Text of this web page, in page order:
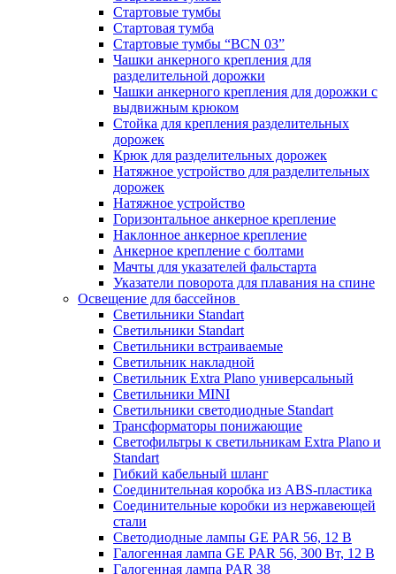
Стартовые тумбы
Стартовая тумба
Стартовые тумбы “BCN 03”
Чашки анкерного крепления для
разделительной дорожки
Чашки анкерного крепления для дорожки с
выдвижным крюком
Стойка для крепления разделительных
дорожек
Крюк для разделительных дорожек
Натяжное устройство для разделительных
дорожек
Натяжное устройство
Горизонтальное анкерное крепление
Наклонное анкерное крепление
Анкерное крепление с болтами
Мачты для указателей фальстарта
Указатели поворота для плавания на спине
Освещение для бассейнов
Светильники Standart
Светильники Standart
Светильники встраиваемые
Светильник накладной
Светильник Extra Plano универсальный
Светильники MINI
Светильники светодиодные Standart
Трансформаторы понижающие
Светофильтры к светильникам Extra Plano и
Standart
Гибкий кабельный шланг
Соединительная коробка из ABS-пластика
Соединительные коробки из нержавеющей
стали
Светодиодные лампы GE PAR 56, 12 В
Галогенная лампа GE PAR 56, 300 Вт, 12 В
Галогенная лампа PAR 38